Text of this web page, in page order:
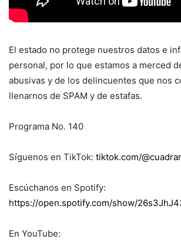
El estado no protege nuestros datos e
personal, por lo que estamos a merced
abusivas y de los delincuentes que nos
llenarnos de SPAM y de estafas.
Programa No. 140
Síguenos en TikTok: tiktok.com/
Escúchanos en Spotify:
https://open.spotify.com/show/
En YouTube: